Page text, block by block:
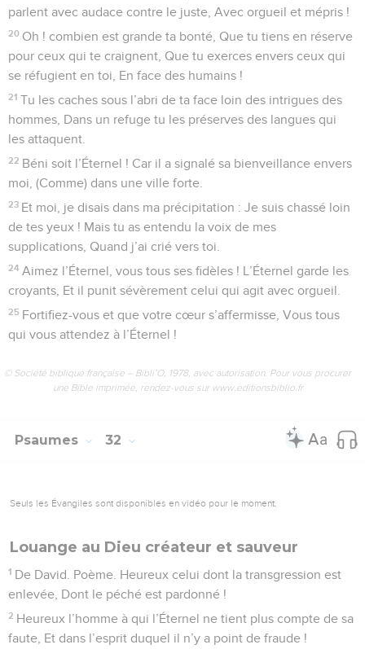
parlent avec audace contre le juste, Avec orgueil et mépris !
20 Oh ! combien est grande ta bonté, Que tu tiens en réserve
pour ceux qui te craignent, Que tu exerces envers ceux qui
se réfugient en toi, En face des humains !
21 Tu les caches sous l’abri de ta face loin des intrigues des
hommes, Dans un refuge tu les préserves des langues qui
les attaquent.
22 Béni soit l’Éternel ! Car il a signalé sa bienveillance envers
moi, (Comme) dans une ville forte.
23 Et moi, je disais dans ma précipitation : Je suis chassé loin
de tes yeux ! Mais tu as entendu la voix de mes
supplications, Quand j’ai crié vers toi.
24 Aimez l’Éternel, vous tous ses fidèles ! L’Éternel garde les
croyants, Et il punit sévèrement celui qui agit avec orgueil.
25 Fortifiez-vous et que votre cœur s’affermisse, Vous tous
qui vous attendez à l’Éternel !
© Société biblique française – Bibli’O, 1978, avec autorisation. Pour vous procurer
une Bible imprimée, rendez-vous sur www.editionsbiblio.fr
Psaumes 32
Seuls les Évangiles sont disponibles en vidéo pour le moment.
Louange au Dieu créateur et sauveur
1 De David. Poème. Heureux celui dont la transgression est
enlevée, Dont le péché est pardonné !
2 Heureux l’homme à qui l’Éternel ne tient plus compte de sa
faute, Et dans l’esprit duquel il n’y a point de fraude !